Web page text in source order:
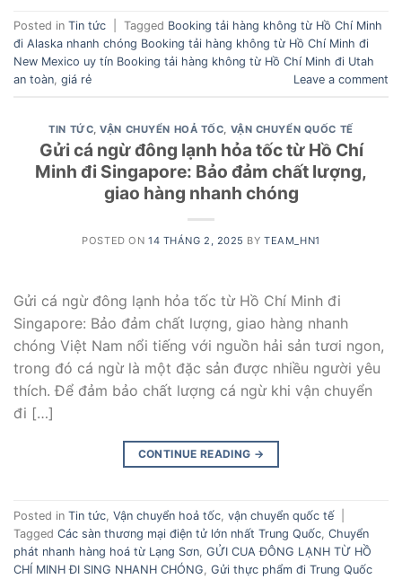
Posted in Tin tức Tagged Booking tải hàng không từ Hồ Chí Minh
đi Alaska nhanh chóng Booking tải hàng không từ Hồ Chí Minh đi
New Mexico uy tín Booking tải hàng không từ Hồ Chí Minh đi Utah
an toàn giá rẻ Leave a comment
TIN TỨC ,VẬN CHUYỂN HOẢ TỐC VẬN CHUYỂN QUỐC TẾ
Gửi cá ngừ đông lạnh hỏa tốc từ Hồ Chí
Minh đi Singapore: Bảo đảm chất lượng,
giao hàng nhanh chóng
POSTED ON 14 THÁNG 2, 2025 BYTEAM_HN1
Gửi cá ngừ đông lạnh hỏa tốc từ Hồ Chí Minh đi
Singapore: Bảo đảm chất lượng, giao hàng nhanh
chóng Việt Nam nổi tiếng với nguồn hải sản tươi ngon,
trong đó cá ngừ là một đặc sản được nhiều người yêu
thích. Để đảm bảo chất lượng cá ngừ khi vận chuyển
đi […]
CONTINUE READING →
Posted in Tin tức Vận chuyển hoả tốc vận chuyển quốc tế
Tagged Các sàn thương mại điện tử lớn nhất Trung Quốc Chuyển
phát nhanh hàng hoá từ Lạng Sơn GỬI CUA ĐÔNG LẠNH TỪ HỒ
CHÍ MINH ĐI SING NHANH CHÓNG Gửi thực phẩm đi Trung Quốc